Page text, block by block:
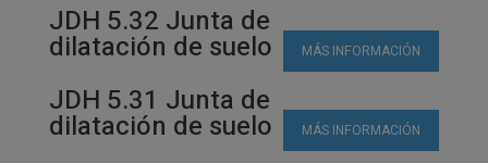
MÁS INFORMACIÓN
JDH 5.32 Junta de
dilatación de suelo
MÁS INFORMACIÓN
JDH 5.31 Junta de
dilatación de suelo